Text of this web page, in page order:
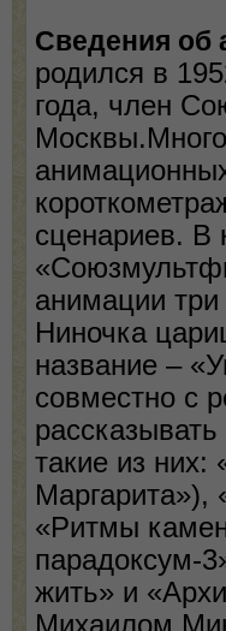
Сведения об
родился в
года, член
Москвы.Много
сценариев. В
анимации
Ниночка
название –
совместно с
такие из них:
Маргарита»),
«Ритмы
парадоксум-
жить» и